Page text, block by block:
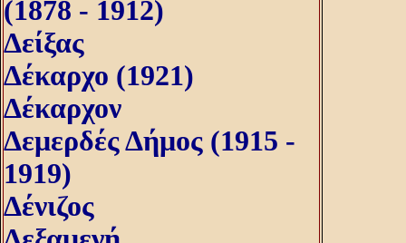
(1878 - 1912)
Δείξας
Δέκαρχο (1921)
Δέκαρχον
Δεμερδές Δήμος (1915 -
1919)
Δένιζος